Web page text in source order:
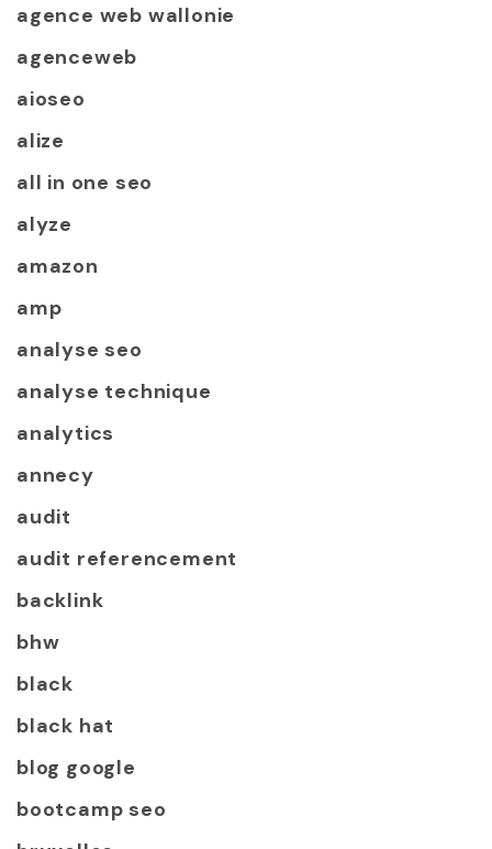
agence web wallonie
agenceweb
aioseo
alize
all in one seo
alyze
amazon
amp
analyse seo
analyse technique
analytics
annecy
audit
audit referencement
backlink
bhw
black
black hat
blog google
bootcamp seo